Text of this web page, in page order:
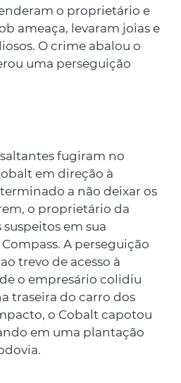
o proprietário e
ameaça, levaram joias e
O crime abalou o
uma perseguição
fugiram no
em direção à
a não deixar os
o proprietário da
em sua
A perseguição
trevo de acesso à
o empresário colidiu
traseira do carro dos
o Cobalt capotou
em uma plantação